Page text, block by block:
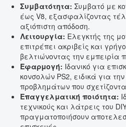
Συμβατότητα: Συμβατό με
έως V8, εξασφαλίζοντας
αξιόπιστη απόδοση.
Λειτουργία: Ελεγκτής της
επιτρέπει ακριβείς και
βελτιώνοντας την εμπειρία
Εφαρμογή: Ιδανικό για
κονσολών PS2, ειδικά για
προβλημάτων που
Επαγγελματική ποιότητα:
τεχνικούς και λάτρεις του
πραγματοποιήσουν